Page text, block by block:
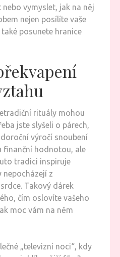
vymyslet, jak na něj
nejen posílíte vaše
posunete hranice
rituály mohou
jste slyšeli o párech,
výročí snoubení
finanční hodnotou, ale
tradici inspiruje
nepocházejí z
Takový dárek
čím oslovíte vašeho
moc vám na něm
„televizní noci“, kdy